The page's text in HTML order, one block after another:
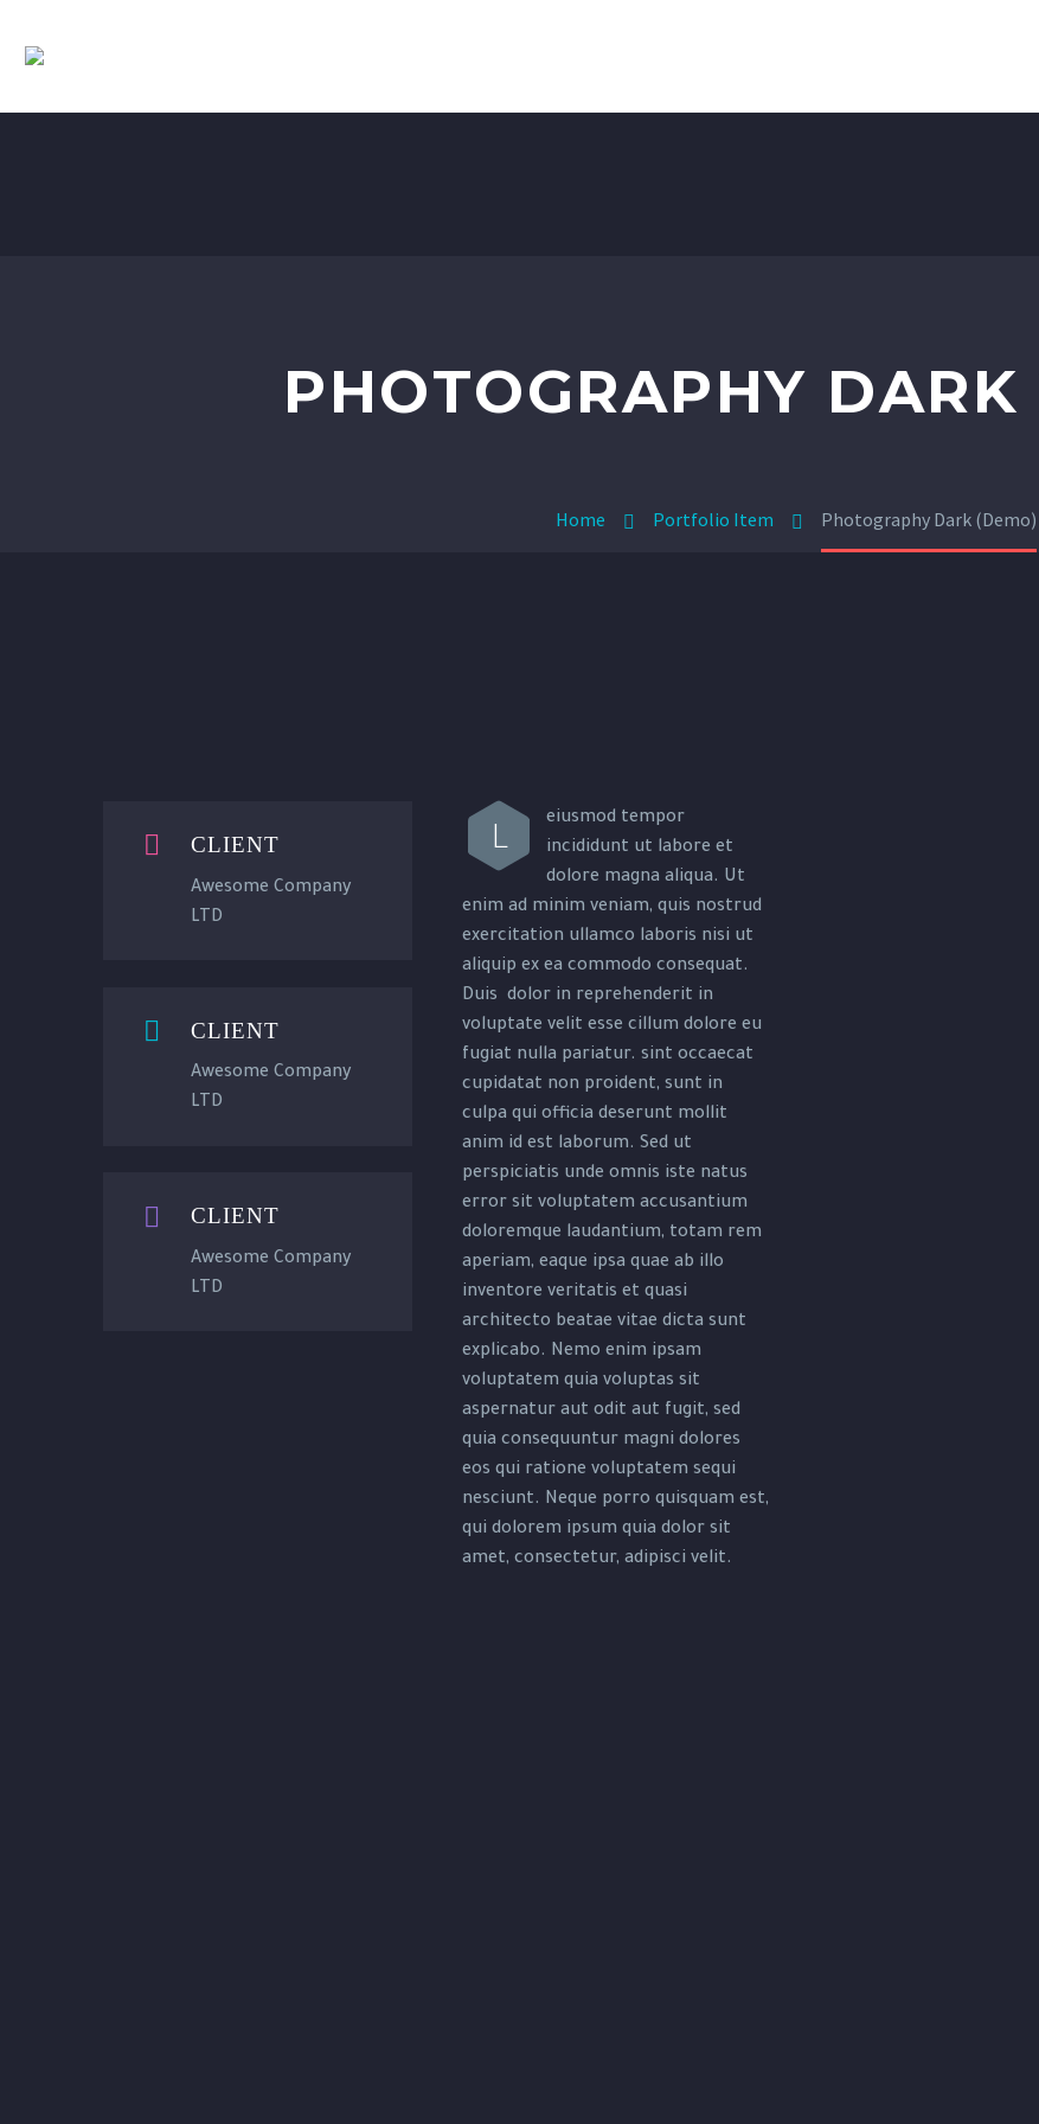
PHOTOGRAPHY DARK
Home Portfolio Item Photography Dark (Demo)

 CLIENT
Awesome Company
LTD

 CLIENT
Awesome Company
LTD

 CLIENT
Awesome Company
LTD
L
eiusmod tempor
incididunt ut labore et
dolore magna aliqua. Ut
enim ad minim veniam, quis nostrud
exercitation ullamco laboris nisi ut
aliquip ex ea commodo consequat.
Duis dolor in reprehenderit in
voluptate velit esse cillum dolore eu
fugiat nulla pariatur. sint occaecat
cupidatat non proident, sunt in
culpa qui officia deserunt mollit
anim id est laborum. Sed ut
perspiciatis unde omnis iste natus
error sit voluptatem accusantium
doloremque laudantium, totam rem
aperiam, eaque ipsa quae ab illo
inventore veritatis et quasi
architecto beatae vitae dicta sunt
explicabo. Nemo enim ipsam
voluptatem quia voluptas sit
aspernatur aut odit aut fugit, sed
quia consequuntur magni dolores
eos qui ratione voluptatem sequi
nesciunt. Neque porro quisquam est,
qui dolorem ipsum quia dolor sit
amet, consectetur, adipisci velit.